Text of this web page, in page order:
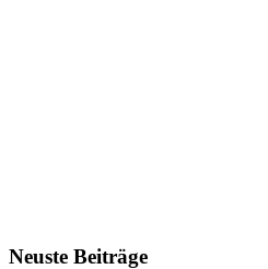
Neuste Beiträge